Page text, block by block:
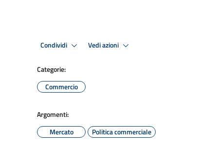
Condividi Vedi azioni
Categorie:
Commercio
Argomenti:
Mercato
Politica commerciale